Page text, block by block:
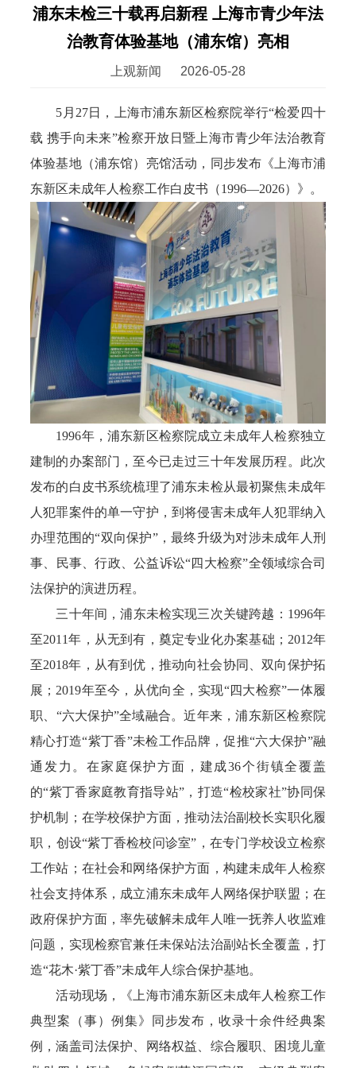
浦东未检三十载再启新程 上海市青少年法
治教育体验基地（浦东馆）亮相
上观新闻 2026-05-28
5月27日，上海市浦东新区检察院举行“检爱四十
载 携手向未来”检察开放日暨上海市青少年法治教育
体验基地（浦东馆）亮馆活动，同步发布《上海市浦
东新区未成年人检察工作白皮书（1996—2026）》。
1996年，浦东新区检察院成立未成年人检察独立
建制的办案部门，至今已走过三十年发展历程。此次
发布的白皮书系统梳理了浦东未检从最初聚焦未成年
人犯罪案件的单一守护，到将侵害未成年人犯罪纳入
办理范围的“双向保护”，最终升级为对涉未成年人刑
事、民事、行政、公益诉讼“四大检察”全领域综合司
法保护的演进历程。
三十年间，浦东未检实现三次关键跨越：1996年
至2011年，从无到有，奠定专业化办案基础；2012年
至2018年，从有到优，推动向社会协同、双向保护拓
展；2019年至今，从优向全，实现“四大检察”一体履
职、“六大保护”全域融合。近年来，浦东新区检察院
精心打造“紫丁香”未检工作品牌，促推“六大保护”融
通发力。在家庭保护方面，建成36个街镇全覆盖
的“紫丁香家庭教育指导站”，打造“检校家社”协同保
护机制；在学校保护方面，推动法治副校长实职化履
职，创设“紫丁香检校问诊室”，在专门学校设立检察
工作站；在社会和网络保护方面，构建未成年人检察
社会支持体系，成立浦东未成年人网络保护联盟；在
政府保护方面，率先破解未成年人唯一抚养人收监难
问题，实现检察官兼任未保站法治副站长全覆盖，打
造“花木·紫丁香”未成年人综合保护基地。
活动现场，《上海市浦东新区未成年人检察工作
典型案（事）例集》同步发布，收录十余件经典案
例，涵盖司法保护、网络权益、综合履职、困境儿童